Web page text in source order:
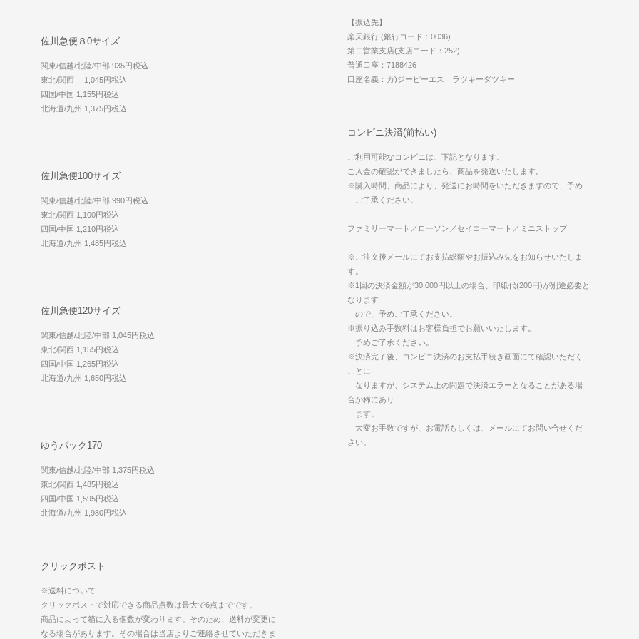
佐川急便８0サイズ
関東/信越/北陸/中部 935円税込
東北/関西 1,045円税込
四国/中国 1,155円税込
北海道/九州 1,375円税込
佐川急便100サイズ
関東/信越/北陸/中部 990円税込
東北/関西 1,100円税込
四国/中国 1,210円税込
北海道/九州 1,485円税込
佐川急便120サイズ
関東/信越/北陸/中部 1,045円税込
東北/関西 1,155円税込
四国/中国 1,265円税込
北海道/九州 1,650円税込
ゆうパック170
関東/信越/北陸/中部 1,375円税込
東北/関西 1,485円税込
四国/中国 1,595円税込
北海道/九州 1,980円税込
クリックポスト
※送料について
クリックポストで対応できる商品点数は最大で6点までです。
商品によって箱に入る個数が変わります。そのため、送料が変更に
なる場合があります。その場合は当店よりご連絡させていただきま
【振込先】
楽天銀行 (銀行コード：0036)
第二営業支店(支店コード：252)
普通口座：7188426
口座名義：カ)ジーピーエス ラツキーダツキー
コンビニ決済(前払い)
ご利用可能なコンビニは、下記となります。
ご入金の確認ができましたら、商品を発送いたします。
※購入時間、商品により、発送にお時間をいただきますので、予め
ご了承ください。
ファミリーマート／ローソン／セイコーマート／ミニストップ
※ご注文後メールにてお支払総額やお振込み先をお知らせいたしま
す。
※1回の決済金額が30,000円以上の場合、印紙代(200円)が別途必要と
なります
ので、予めご了承ください。
※振り込み手数料はお客様負担でお願いいたします。
予めご了承ください。
※決済完了後、コンビニ決済のお支払手続き画面にて確認いただく
ことに
なりますが、システム上の問題で決済エラーとなることがある場
合が稀にあり
ます。
大変お手数ですが、お電話もしくは、メールにてお問い合せくだ
さい。